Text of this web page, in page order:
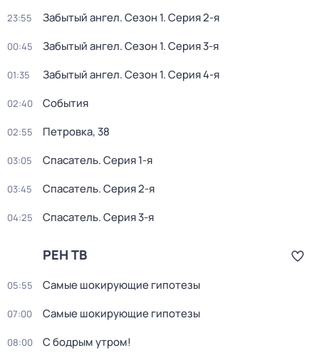
23:55 Забытый ангел. Сезон 1. Серия 2-я
00:45 Забытый ангел. Сезон 1. Серия 3-я
01:35 Забытый ангел. Сезон 1. Серия 4-я
02:40 События
02:55 Петровка, 38
03:05 Спасатель. Серия 1-я
03:45 Спасатель. Серия 2-я
04:25 Спасатель. Серия 3-я
РЕН ТВ
05:55 Самые шoкиpующие гипотезы
07:00 Самые шoкиpующие гипотезы
08:00 С бодрым утром!